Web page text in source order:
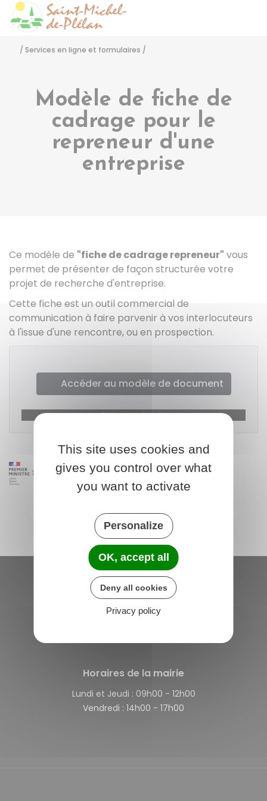
/ Services en ligne et formulaires /
Modèle de fiche de
cadrage pour le
repreneur d'une
entreprise
Ce modèle de "fiche de cadrage repreneur" vous
permet de présenter de façon structurée votre
projet de recherche d'entreprise.
Cette fiche est un outil commercial de
communication à faire parvenir à vos interlocuteurs
à l'issue d'une rencontre, ou en prospection.
Accéder au modèle de document
Bpifrance Création
Saint-Michel-de-Plélan
4 rue des Terre Neuvas
Horaires de la mairie
Lundi et Jeudi : 09h00 - 12h00
Vendredi : 14h00 - 17h00
This site uses cookies and
gives you control over what
you want to activate
Personalize
OK, accept all
Deny all cookies
Privacy policy